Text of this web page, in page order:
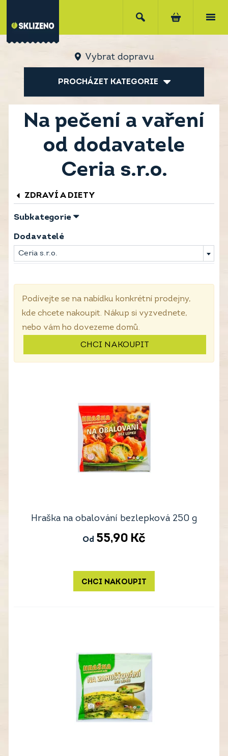
Vybrat dopravu
PROCHÁZET KATEGORIE
Na pečení a vaření
od dodavatele
Ceria s.r.o.
ZDRAVÍ A DIETY
Subkategorie
Dodavatelé
Ceria s.r.o.
Podívejte se na nabídku konkrétní prodejny,
kde chcete nakoupit. Nákup si vyzvednete,
nebo vám ho dovezeme domů.
CHCI NAKOUPIT
Hraška na obalování bezlepková 250 g
Od 55,90 Kč
CHCI NAKOUPIT